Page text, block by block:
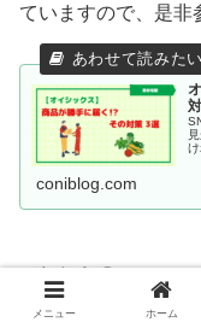
ていますので、是非
coniblog.com
注意点② オイシ
る
メニュー ホーム